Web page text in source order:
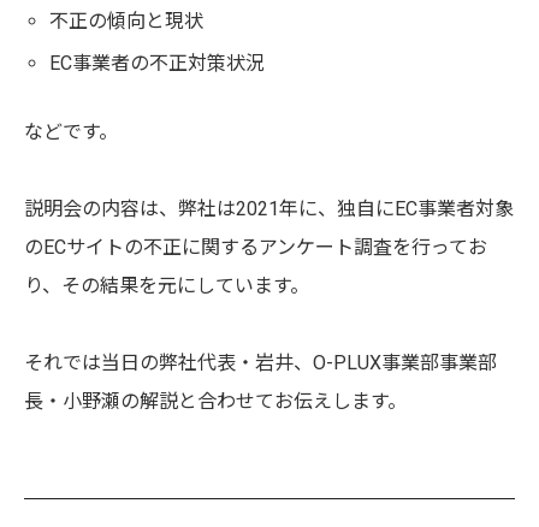
不正の傾向と現状
EC事業者の不正対策状況
などです。
説明会の内容は、弊社は2021年に、独自にEC事業者対象
のECサイトの不正に関するアンケート調査を行ってお
り、その結果を元にしています。
それでは当日の弊社代表・岩井、O-PLUX事業部事業部
長・小野瀬の解説と合わせてお伝えします。